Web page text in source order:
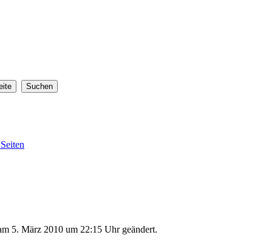
5. März 2010 um 22:15 Uhr geändert.